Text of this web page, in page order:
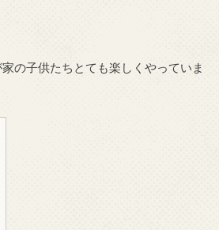
の子供たちとても楽しくやっていま